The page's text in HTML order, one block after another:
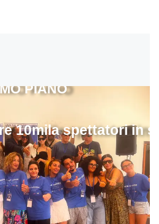
10mila spettatori in
PIANO